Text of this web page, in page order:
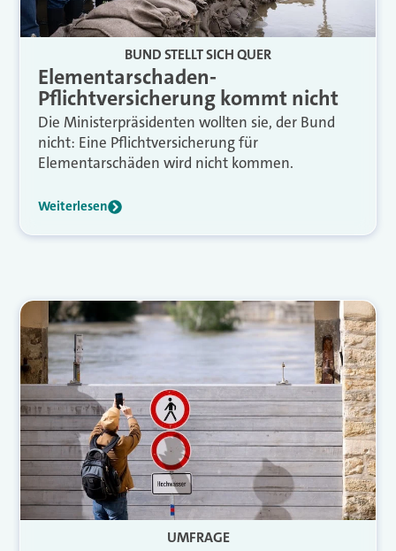
BUND STELLT SICH QUER
Elementarschaden-
Pflichtversicherung kommt nicht
Die Ministerpräsidenten wollten sie, der Bund
nicht: Eine Pflichtversicherung für
Elementarschäden wird nicht kommen.
Weiterlesen
UMFRAGE